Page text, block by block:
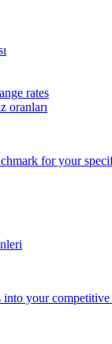
rates
oranları
for your
into your competitive